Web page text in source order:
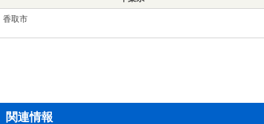
香取市
関連情報